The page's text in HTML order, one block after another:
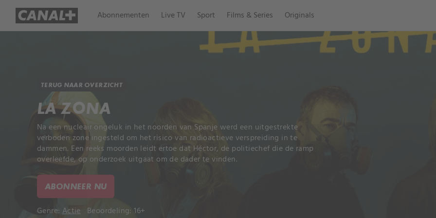
Abonnementen Live TV Sport Films & Series Originals
TERUG NAAR OVERZICHT
LA ZONA
Na een nucleair ongeluk in het noorden van Spanje werd een uitgestrekte
verboden zone ingesteld om het risico van radioactieve verspreiding in te
dammen. Een reeks moorden leidt ertoe dat Héctor, de politiechef die de ramp
overleefde, op onderzoek uitgaat om de dader te vinden.
ABONNEER NU
Genre: Actie Beoordeling: 16+